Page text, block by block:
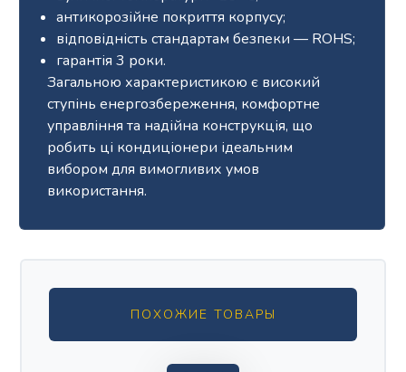
антикорозійне покриття корпусу;
відповідність стандартам безпеки — ROHS;
гарантія 3 роки.
Загальною характеристикою є високий
ступінь енергозбереження, комфортне
управління та надійна конструкція, що
робить ці кондиціонери ідеальним
вибором для вимогливих умов
використання.
ПОХОЖИЕ ТОВАРЫ